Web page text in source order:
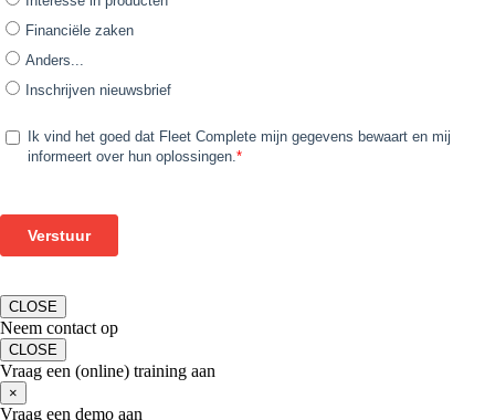
CLOSE
Neem contact op
CLOSE
Vraag een (online) training aan
×
Vraag een demo aan